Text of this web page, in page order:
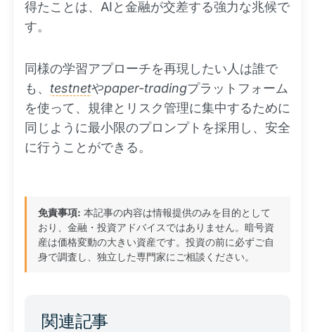
得たことは、AIと金融が交差する強力な兆候で
す。
同様の学習アプローチを再現したい人は誰で
も、 testnetやpaper-tradingプラットフォーム
を使って、規律とリスク管理に集中するために
同じように最小限のプロンプトを採用し、安全
に行うことができる。
免責事項: 本記事の内容は情報提供のみを目的として
おり、金融・投資アドバイスではありません。暗号資
産は価格変動の大きい資産です。投資の前に必ずご自
身で調査し、独立した専門家にご相談ください。
関連記事